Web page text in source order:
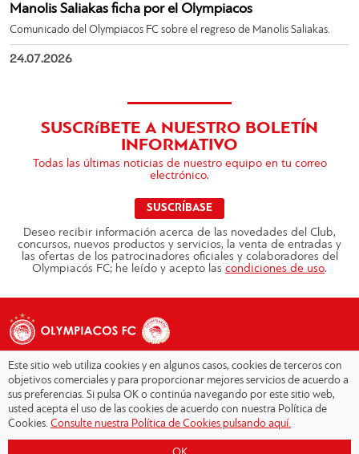
Manolis Saliakas ficha por el Olympiacos
Comunicado del Olympiacos FC sobre el regreso de Manolis Saliakas.
24.07.2026
SUSCRíBETE A NUESTRO BOLETÍN
INFORMATIVO
Todas las últimas noticias de nuestro equipo en tu correo
electrónico.
SUSCRÍBASE
Deseo recibir información acerca de las novedades del Club,
concursos, nuevos productos y servicios, la venta de entradas y
las ofertas de los patrocinadores oficiales y colaboradores del
Olympiacós FC; he leído y acepto las condiciones de uso.
Copyright © 2026 - Olympiacos.org
Condiciones de uso|Declaración de privacidad|
Este sitio web utiliza cookies y en algunos casos, cookies de terceros con
objetivos comerciales y para proporcionar mejores servicios de acuerdo a
sus preferencias. Si pulsa OK o continúa navegando por este sitio web,
usted acepta el uso de las cookies de acuerdo con nuestra Política de
Cookies. Consulte nuestra Política de Cookies pulsando aquí.